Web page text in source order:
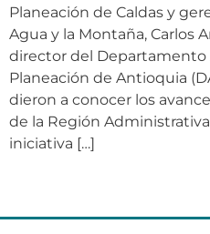
Planeación de Caldas y
Agua y la Montaña, Carlos
director del
Planeación de Antioquia
dieron a conocer los
de la Región
iniciativa […]